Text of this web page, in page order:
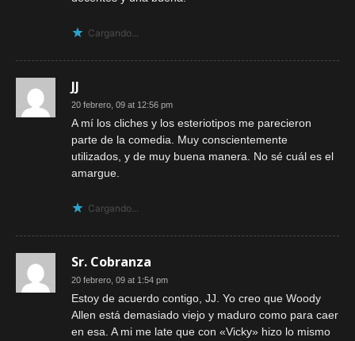
Cargando...
JJ
20 febrero, 09 at 12:56 pm
A mí los cliches y los esteriotipos me parecieron
parte de la comedia. Muy conscientemente
utilizados, y de muy buena manera. No sé cuál es el
amargue.
Cargando...
Sr. Cobranza
20 febrero, 09 at 1:54 pm
Estoy de acuerdo contigo, JJ. Yo creo que Woody
Allen está demasiado viejo y maduro como para caer
en esa. A mi me late que con «Vicky» hizo lo mismo